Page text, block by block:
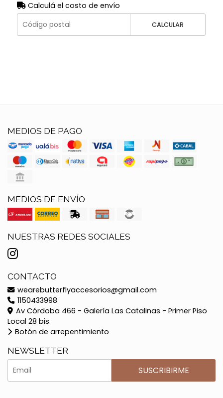
Calculá el costo de envío
CALCULAR
MEDIOS DE PAGO
MEDIOS DE ENVÍO
NUESTRAS REDES SOCIALES
CONTACTO
wearebutterflyaccesorios@gmail.com
1150433998
Av Córdoba 466 - Galería Las Catalinas - Primer Piso
Local 28 bis
Botón de arrepentimiento
NEWSLETTER
SUSCRIBIRME